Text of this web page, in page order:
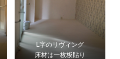
L字のリヴィング
床材は一枚板貼り